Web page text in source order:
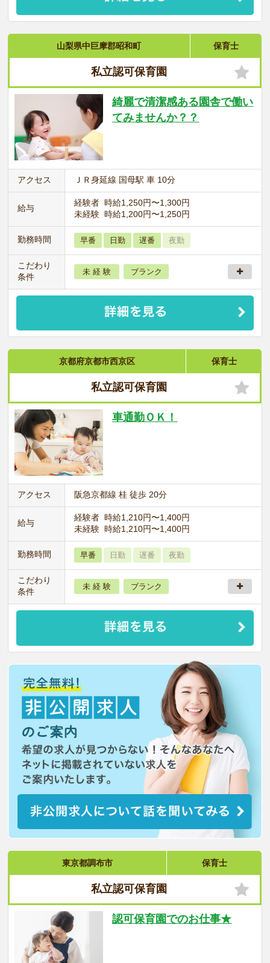
山梨県中巨摩郡昭和町 保育士
私立認可保育園
綺麗で清潔感ある園舎で働い
てみませんか？？
アクセス ＪＲ身延線 国母駅 車 10分
給与
経験者 時給1,250円〜1,300円
未経験 時給1,200円〜1,250円
勤務時間 早番 日勤 遅番 夜勤
こだわり
条件
未 経 験 ブランク
京都府京都市西京区 保育士
私立認可保育園
車通勤ＯＫ！
アクセス 阪急京都線 桂 徒歩 20分
給与
経験者 時給1,210円〜1,400円
未経験 時給1,210円〜1,400円
勤務時間 早番 日勤 遅番 夜勤
こだわり
条件
未 経 験 ブランク
東京都調布市 保育士
私立認可保育園
認可保育園でのお仕事★